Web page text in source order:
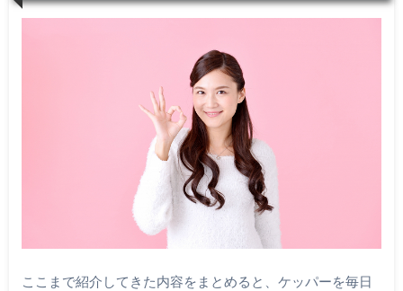
ここまで紹介してきた内容をまとめると、ケッパーを毎日